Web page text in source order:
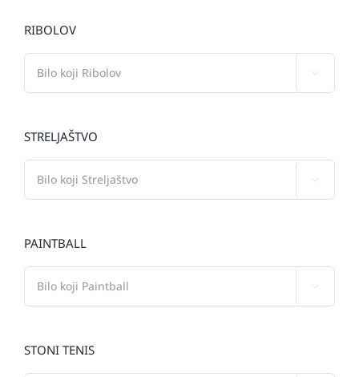
RIBOLOV
STRELJAŠTVO
PAINTBALL
STONI TENIS